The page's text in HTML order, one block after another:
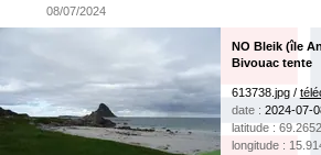
08/07/2024
NO Bleik (île
Bivouac tente
613738.jpg /
date : 2024-07-
latitude :
longitude :